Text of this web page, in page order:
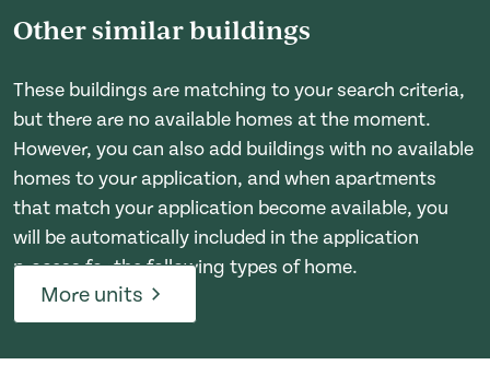
Other similar buildings
These buildings are matching to your search criteria,
but there are no available homes at the moment.
However, you can also add buildings with no available
homes to your application, and when apartments
that match your application become available, you
will be automatically included in the application
process for the following types of home.
More units